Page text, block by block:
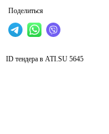
Поделиться
ID тендера в ATI.SU 5645